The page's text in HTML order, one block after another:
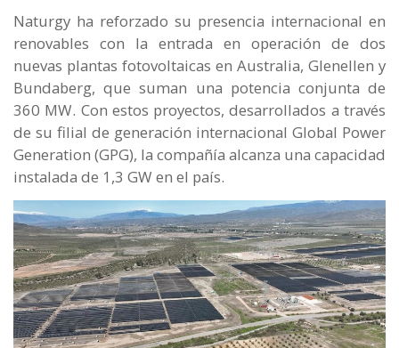
Naturgy ha reforzado su presencia internacional en
renovables con la entrada en operación de dos
nuevas plantas fotovoltaicas en Australia, Glenellen y
Bundaberg, que suman una potencia conjunta de
360 MW. Con estos proyectos, desarrollados a través
de su filial de generación internacional Global Power
Generation (GPG), la compañía alcanza una capacidad
instalada de 1,3 GW en el país.